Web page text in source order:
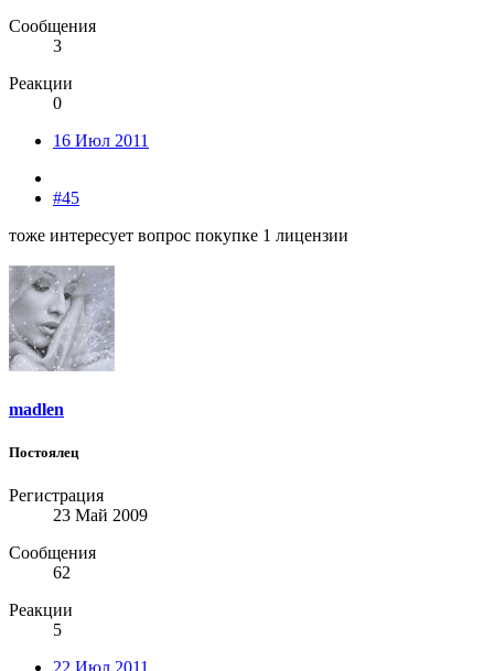
Сообщения
3
Реакции
0
16 Июл 2011
#45
тоже интересует вопрос покупке 1 лицензии
madlen
Постоялец
Регистрация
23 Май 2009
Сообщения
62
Реакции
5
22 Июл 2011